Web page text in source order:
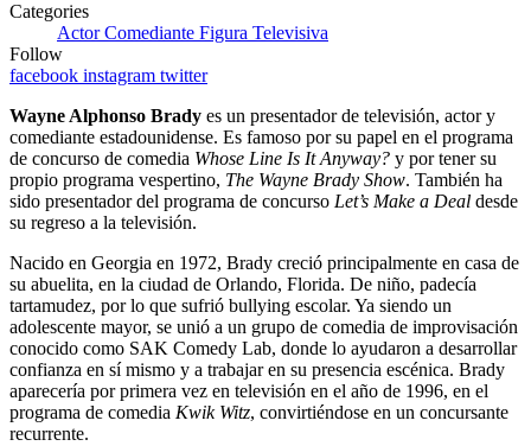
Categories
ActorComediante Figura Televisiva
Follow
facebook instagram twitter
Wayne Alphonso Brady es un presentador de televisión, actor y
comediante estadounidense. Es famoso por su papel en el programa
de concurso de comedia Whose Line Is It Anyway? y por tener su
propio programa vespertino, The Wayne Brady Show. También ha
sido presentador del programa de concurso Let’s Make a Deal desde
su regreso a la televisión.
Nacido en Georgia en 1972, Brady creció principalmente en casa de
su abuelita, en la ciudad de Orlando, Florida. De niño, padecía
tartamudez, por lo que sufrió bullying escolar. Ya siendo un
adolescente mayor, se unió a un grupo de comedia de improvisación
conocido como SAK Comedy Lab, donde lo ayudaron a desarrollar
confianza en sí mismo y a trabajar en su presencia escénica. Brady
aparecería por primera vez en televisión en el año de 1996, en el
programa de comedia Kwik Witz, convirtiéndose en un concursante
recurrente.